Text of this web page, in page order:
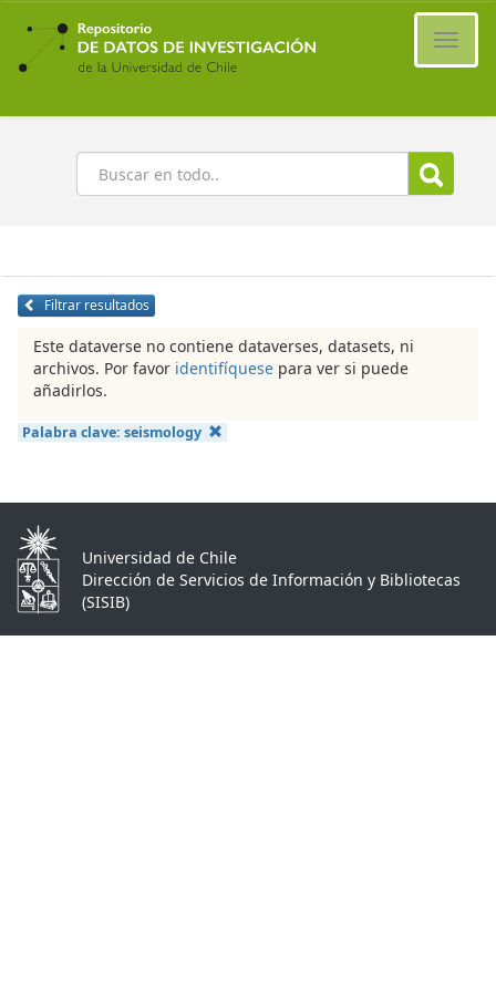
Ir
contenido
principal
Buscar
Filtrar resultados
Este dataverse no contiene dataverses, datasets, ni
archivos. Por favor identifíquese para ver si puede
añadirlos.
Palabra clave: seismology
Universidad de Chile
Dirección de Servicios de Información y Bibliotecas
(SISIB)